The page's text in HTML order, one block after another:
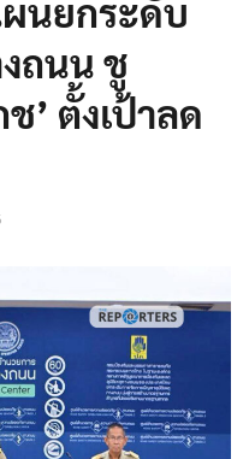
ผนยกระดับ
ถนน ชู
’ ตั้งเป้าลด